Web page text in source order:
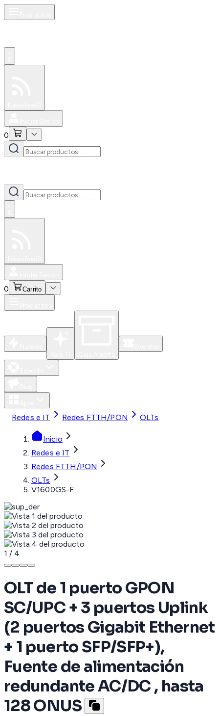
0
0 Carrito
Redes e IT Redes FTTH/PON OLTs
Inicio
Redes e IT
Redes FTTH/PON
OLTs
V1600GS-F
1 / 4
OLT de 1 puerto GPON
SC/UPC + 3 puertos Uplink
(2 puertos Gigabit Ethernet
+ 1 puerto SFP/SFP+),
Fuente de alimentación
redundante AC/DC , hasta
128 ONUS